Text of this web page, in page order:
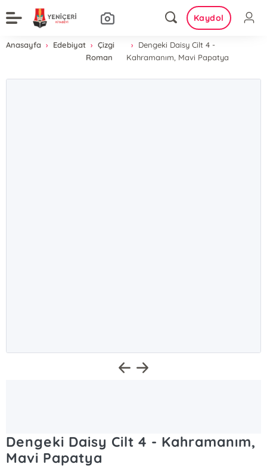
Kaydol
Anasayfa Edebiyat
Çizgi
Roman
Dengeki Daisy Cilt 4 -
Kahramanım, Mavi Papatya
Dengeki Daisy Cilt 4 - Kahramanım,
Mavi Papatya